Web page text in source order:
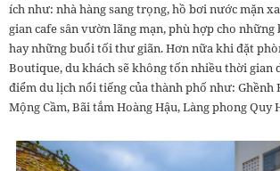
ích như: nhà hàng sang trọng, hồ bơi nước mặn
gian cafe sân vườn lãng mạn, phù hợp cho những
hay những buổi tối thư giãn. Hơn nữa khi đặt
Boutique, du khách sẽ không tốn nhiều thời gian
điểm du lịch nổi tiếng của thành phố như: Ghềnh
Mộng Cầm, Bãi tắm Hoàng Hậu, Làng phong Quy